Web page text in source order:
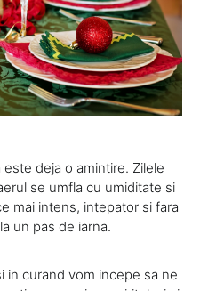
deja o amintire. Zilele
se umfla cu umiditate si
mai intens, intepator si fara
un pas de iarna.
in curand vom incepe sa ne